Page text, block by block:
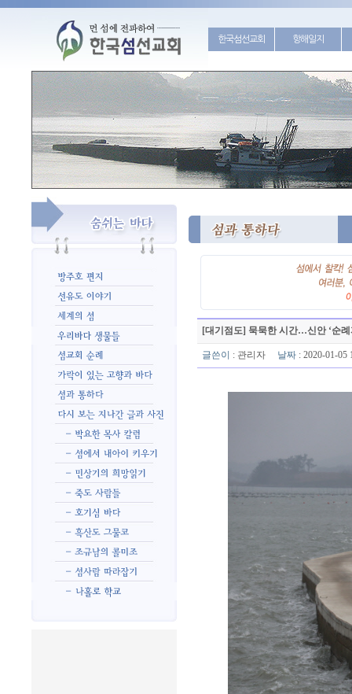
한국섬선교회 항해일지
[대기점도] 묵묵한 시간…신안 ‘순례
글쓴이 : 관리자 날짜: 2020-01-